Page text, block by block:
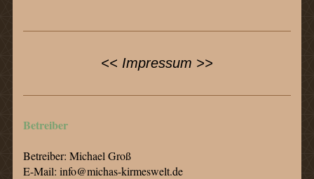
<< Impressum >>
Betreiber
Betreiber: Michael Groß
E-Mail: info@michas-kirmeswelt.de